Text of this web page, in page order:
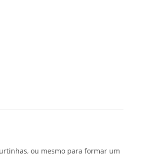
ou mesmo para formar um